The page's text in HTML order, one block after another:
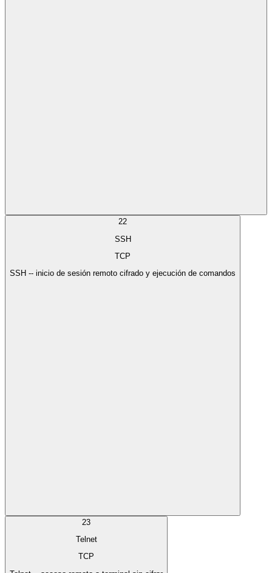
22
SSH
TCP
SSH -- inicio de sesión remoto cifrado y ejecución de comandos
23
Telnet
TCP